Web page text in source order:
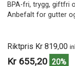
BPA-fri, trygg, giftfri
Anbefalt for gutter
Riktpris Kr 819,00
Kr 655,20 20%